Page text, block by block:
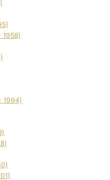
1958)
1994)